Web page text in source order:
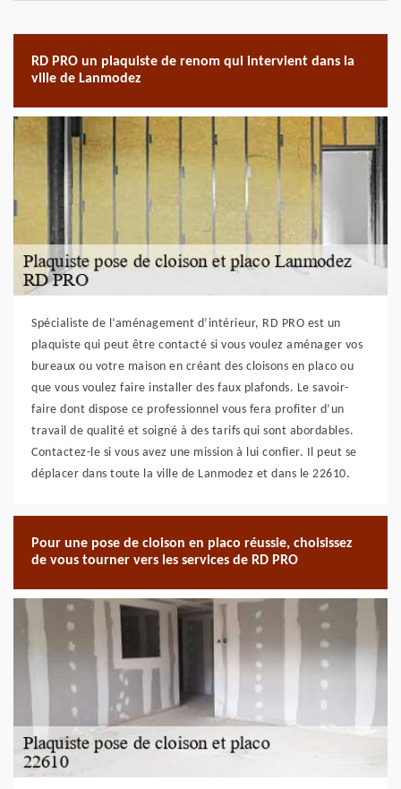
RD PRO un plaquiste de renom qui intervient dans la
ville de Lanmodez
Spécialiste de l’aménagement d’intérieur, RD PRO est un
plaquiste qui peut être contacté si vous voulez aménager vos
bureaux ou votre maison en créant des cloisons en placo ou
que vous voulez faire installer des faux plafonds. Le savoir-
faire dont dispose ce professionnel vous fera profiter d’un
travail de qualité et soigné à des tarifs qui sont abordables.
Contactez-le si vous avez une mission à lui confier. Il peut se
déplacer dans toute la ville de Lanmodez et dans le 22610.
Pour une pose de cloison en placo réussie, choisissez
de vous tourner vers les services de RD PRO